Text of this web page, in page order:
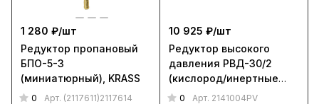
1 280 ₽/шт
Редуктор пропановый
БПО-5-3
(миниатюрный), KRASS
0 Арт. (2117611)2117614
10 925 ₽/шт
Редуктор высокого
давления РВД-30/2
(кислород/инертные
газы, поверенный),
0 Арт. 2141004PV